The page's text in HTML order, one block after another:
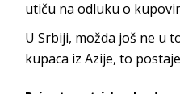
utiču na odluku o
U Srbiji, možda još ne u
kupaca iz Azije, to